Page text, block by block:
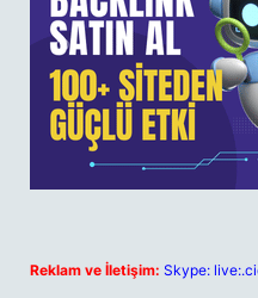
Reklam ve İletişim: Skype: